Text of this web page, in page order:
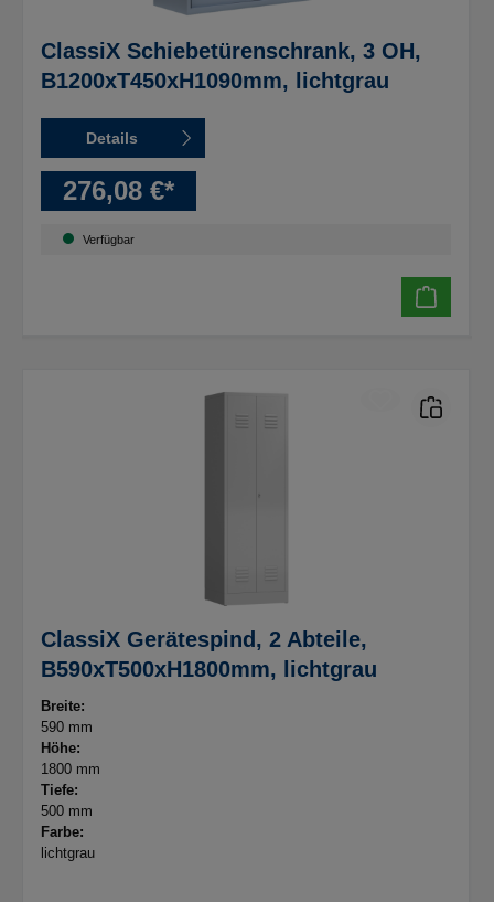
ClassiX Schiebetürenschrank, 3 OH,
B1200xT450xH1090mm, lichtgrau
Details
276,08 €*
Verfügbar
ClassiX Gerätespind, 2 Abteile,
B590xT500xH1800mm, lichtgrau
Breite:
590 mm
Höhe:
1800 mm
Tiefe:
500 mm
Farbe:
lichtgrau